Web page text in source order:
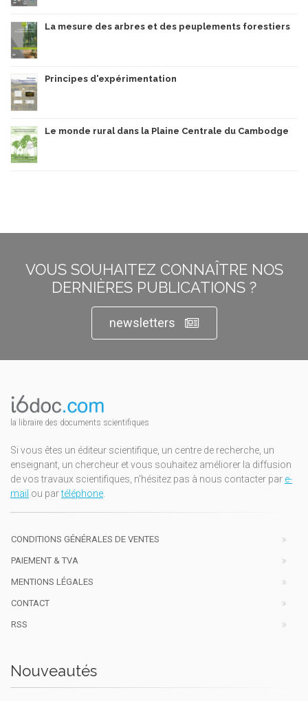
La mesure des arbres et des peuplements forestiers
Principes d'expérimentation
Le monde rural dans la Plaine Centrale du Cambodge
VOUS SOUHAITEZ CONNAÎTRE NOS
DERNIÈRES PUBLICATIONS ?
newsletters
la libraire des documents scientifiques
Si vous êtes un éditeur scientifique, un centre de recherche, un
enseignant, un chercheur et vous souhaitez améliorer la diffusion
de vos travaux scientifiques, n'hésitez pas à nous contacter par e-
mail ou partéléphone
CONDITIONS GÉNÉRALES DE VENTES
PAIEMENT & TVA
MENTIONS LÉGALES
CONTACT
RSS
Nouveautés